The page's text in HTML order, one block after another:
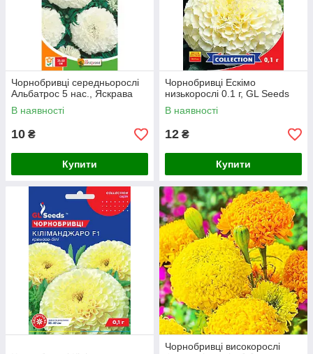
Чорнобривці середньорослі
Альбатрос 5 нас., Яскрава
В наявності
10 ₴
Купити
Чорнобривці Ескімо
низькорослі 0.1 г, GL Seeds
В наявності
12 ₴
Купити
Чорнобривці високорослі